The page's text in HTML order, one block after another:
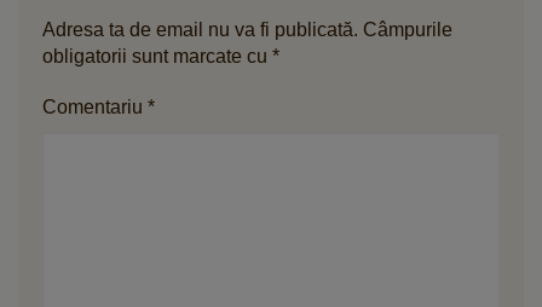
Adresa ta de email nu va fi publicată. Câmpurile
obligatorii sunt marcate cu *
Comentariu *